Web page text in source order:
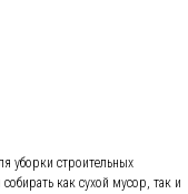
уборки строительных
как сухой мусор, так и